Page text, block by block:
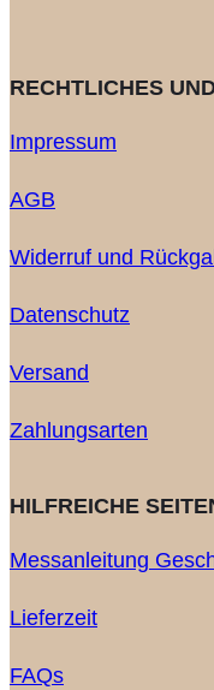
RECHTLICHES
Impressum
AGB
Widerruf und
Datenschutz
Versand
Zahlungsarten
HILFREICHE
Messanleitung
Lieferzeit
FAQs